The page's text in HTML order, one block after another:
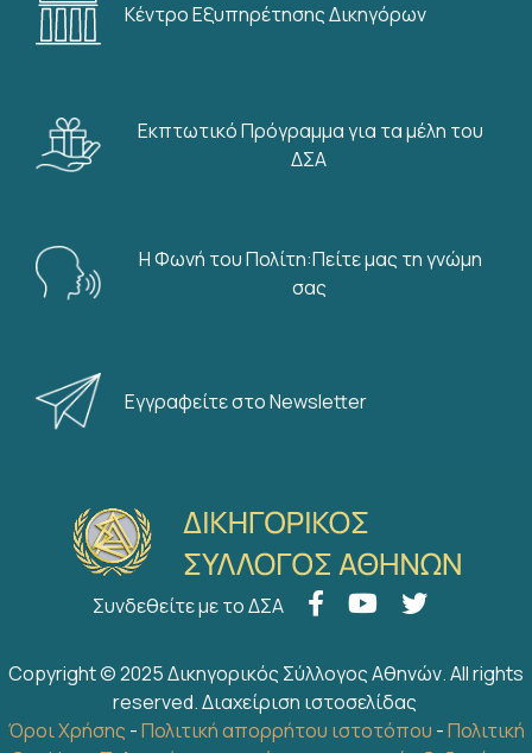
Κέντρο Εξυπηρέτησης Δικηγόρων
Εκπτωτικό Πρόγραμμα για τα μέλη του
ΔΣΑ
Η Φωνή του Πολίτη:Πείτε μας τη γνώμη
σας
Εγγραφείτε στο Newsletter
Συνδεθείτε με το ΔΣΑ
Copyright © 2025 Δικηγορικός Σύλλογος Αθηνών. All rights
reserved.Διαχείριση ιστοσελίδας
Όροι Χρήσης -Πολιτική απορρήτου ιστοτόπου -Πολιτική